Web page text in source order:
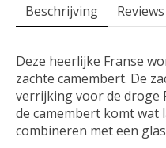
Beschrijving
Deze heerlijke Franse
zachte camembert. De
verrijking voor de droge
de camembert komt wat
combineren met een